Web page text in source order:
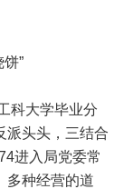
”
科大学毕业分
派头头，三结合
进入局党委常
多种经营的道